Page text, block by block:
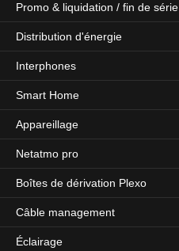
Promo & liquidation / fin de série
Distribution d'énergie
Interphones
Smart Home
Appareillage
Netatmo pro
Boîtes de dérivation Plexo
Câble management
Éclairage